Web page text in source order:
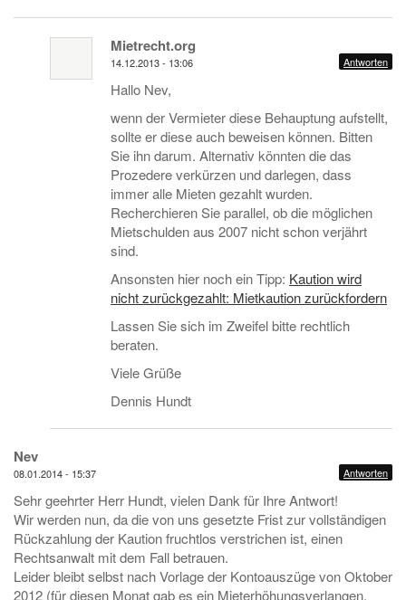
Mietrecht.org
14.12.2013 - 13:06 Antworten
Hallo Nev,
wenn der Vermieter diese Behauptung aufstellt,
sollte er diese auch beweisen können. Bitten
Sie ihn darum. Alternativ könnten die das
Prozedere verkürzen und darlegen, dass
immer alle Mieten gezahlt wurden.
Recherchieren Sie parallel, ob die möglichen
Mietschulden aus 2007 nicht schon verjährt
sind.
Ansonsten hier noch ein Tipp: Kaution wird
nicht zurückgezahlt: Mietkaution zurückfordern
Lassen Sie sich im Zweifel bitte rechtlich
beraten.
Viele Grüße
Dennis Hundt
Nev
08.01.2014 - 15:37 Antworten
Sehr geehrter Herr Hundt, vielen Dank für Ihre Antwort!
Wir werden nun, da die von uns gesetzte Frist zur vollständigen
Rückzahlung der Kaution fruchtlos verstrichen ist, einen
Rechtsanwalt mit dem Fall betrauen.
Leider bleibt selbst nach Vorlage der Kontoauszüge von Oktober
2012 (für diesen Monat gab es ein Mieterhöhungsverlangen,